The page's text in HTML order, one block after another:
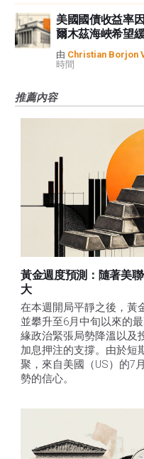
美國國債收益率
爾木茲海峽希望
由 Christian Borjon
時間
推薦內容
黃金週度預測：隨著美
大
在本週開局平靜之後，黃
並攀升至6月中旬以來的
緣政治緊張局勢降溫以及
加息押注的支撐。由於短
聚，來自美國（US）的7
勢的信心。